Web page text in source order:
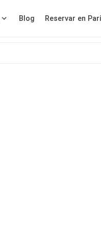
Blog Reservar en